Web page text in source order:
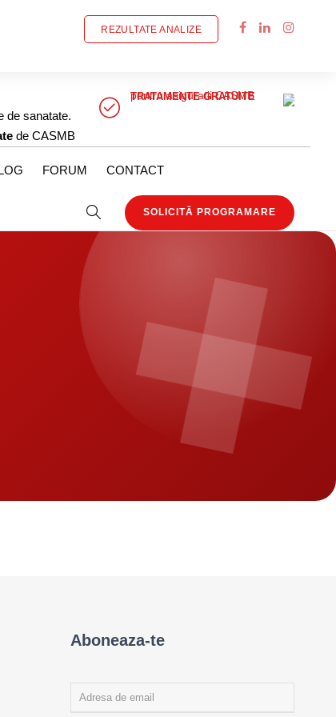
REZULTATE ANALIZE
de sanatate.
de CASMB
TRATAMENTE GRATUITE
pentru asiguratii CASMB
FORUM CONTACT
SOLICITĂ PROGRAMARE
Aboneaza-te